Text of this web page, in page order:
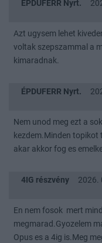
ÉPDUFERR Nyrt.
Azt ugysem lehet
voltak szepszammal a
kimaradnak.
ÉPDUFERR Nyrt.
Nem unod meg ezt a
kezdem.Minden topikot
akar akkor fog es
4IG részvény
2026.
En nem fosok mert
megmarad.Gyozelem
Opus es a 4ig is.Meg